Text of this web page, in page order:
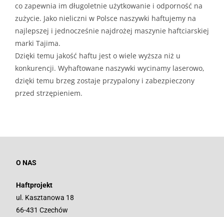
co zapewnia im długoletnie użytkowanie i odporność na
zużycie. Jako nieliczni w Polsce naszywki haftujemy na
najlepszej i jednocześnie najdrożej maszynie haftciarskiej
marki Tajima.
Dzięki temu jakość haftu jest o wiele wyższa niż u
konkurencji. Wyhaftowane naszywki wycinamy laserowo,
dzięki temu brzeg zostaje przypalony i zabezpieczony
przed strzępieniem.
O NAS
Haftprojekt
ul. Kasztanowa 18
66-431 Czechów